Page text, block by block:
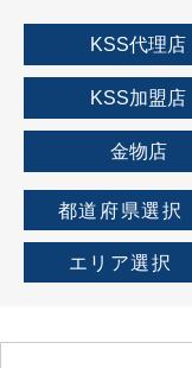
KSS代理店
KSS加盟店
金物店
都道府県選択
エリア選択